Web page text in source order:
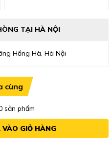
TẠI HÀ NỘI
Hồng Hà, Hà Nội
cùng
sản phẩm
GIỎ HÀNG